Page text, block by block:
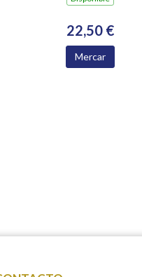
NARRATIVA 2023)
22,50 €
Mercar